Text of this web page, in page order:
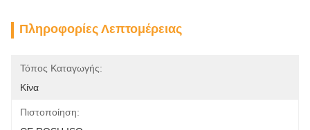
Πληροφορίες Λεπτομέρειας
Τόπος Καταγωγής:
Κίνα
Πιστοποίηση: